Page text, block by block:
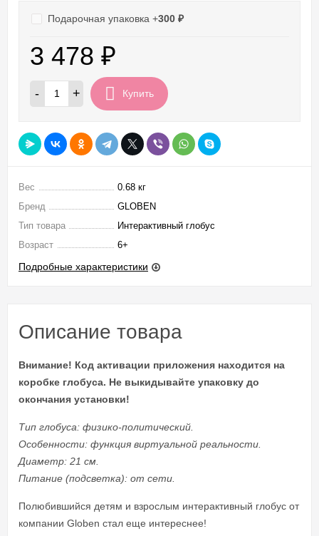
Подарочная упаковка +300 ₽
3 478 ₽
- + Купить
Вес
0.68 кг
Бренд
GLOBEN
Тип товара
Интерактивный глобус
Возраст
6+
Подробные характеристики
Описание товара
Внимание! Код активации приложения находится на
коробке глобуса. Не выкидывайте упаковку до
окончания установки!
Тип глобуса: физико-политический.
Особенности: функция виртуальной реальности.
Диаметр: 21 см.
Питание (подсветка): от сети.
Полюбившийся детям и взрослым интерактивный глобус от
компании Globen стал еще интереснее!